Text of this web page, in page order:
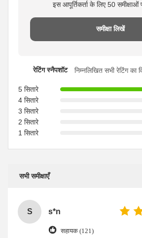
इस आपूर्तिकर्ता के लिए 50 समीक्षाओं
समीक्षा लिखें
रेटिंग स्नैपशॉट निम्नलिखित सभी रेटिंग का
5 सितारे
4 सितारे
3 सितारे
2 सितारे
1 सितारे
सभी समीक्षाएँ
S s*n
सहायक (121)